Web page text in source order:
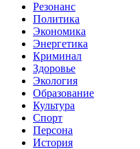
Резонанс
Политика
Экономика
Энергетика
Криминал
Здоровье
Экология
Образование
Культура
Спорт
Персона
История